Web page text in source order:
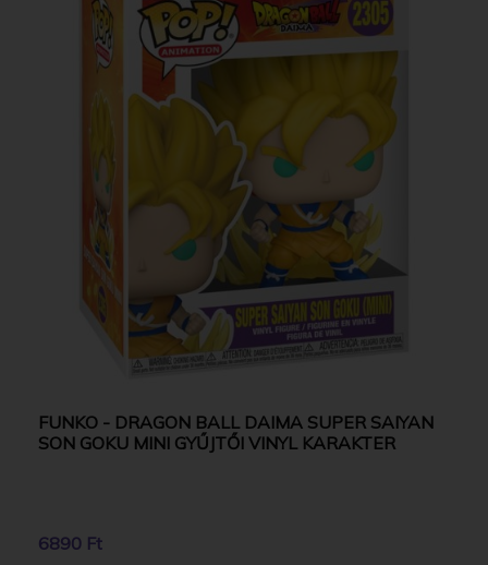
FUNKO - DRAGON BALL DAIMA SUPER SAIYAN
SON GOKU MINI GYŰJTŐI VINYL KARAKTER
6890 Ft